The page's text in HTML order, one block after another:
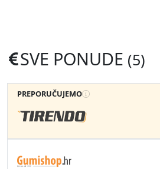
SVE PONUDE (5)
PREPORUČUJEMO